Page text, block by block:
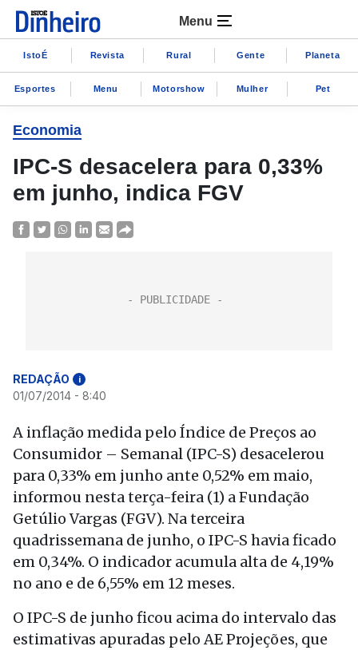
Menu
IstoÉ Revista Rural Gente Planeta
Esportes Menu Motorshow Mulher Pet
Economia
IPC-S desacelera para 0,33%
em junho, indica FGV
REDAÇÃO i
01/07/2014 - 8:40
A inflação medida pelo Índice de Preços ao
Consumidor – Semanal (IPC-S) desacelerou
para 0,33% em junho ante 0,52% em maio,
informou nesta terça-feira (1) a Fundação
Getúlio Vargas (FGV). Na terceira
quadrissemana de junho, o IPC-S havia ficado
em 0,34%. O indicador acumula alta de 4,19%
no ano e de 6,55% em 12 meses.
O IPC-S de junho ficou acima do intervalo das
estimativas apuradas pelo AE Projeções, que